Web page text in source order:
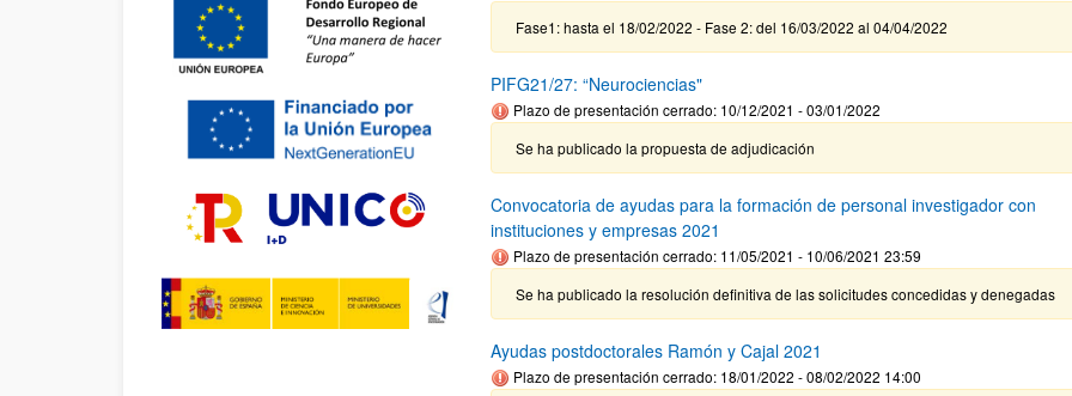
Fase1: hasta el 18/02/2022 - Fase 2: del 16/03/2022 al 04/04/2022
PIFG21/27: “Neurociencias"
Plazo de presentación cerrado: 10/12/2021 - 03/01/2022
Se ha publicado la propuesta de adjudicación
Convocatoria de ayudas para la formación de personal investigador con
instituciones y empresas 2021
Plazo de presentación cerrado: 11/05/2021 - 10/06/2021 23:59
Se ha publicado la resolución definitiva de las solicitudes concedidas y denegadas
Ayudas postdoctorales Ramón y Cajal 2021
Plazo de presentación cerrado: 18/01/2022 - 08/02/2022 14:00